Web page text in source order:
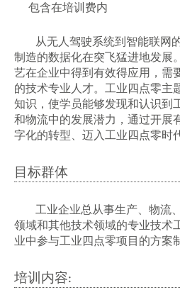
包含在培训费内
从无人驾驶系统到智能联网
制造的数据化在突飞猛进地发展
艺在企业中得到有效得应用，需
的技术专业人才。工业四点零主
知识，使学员能够发现和认识到
和物流中的发展潜力，通过开展
字化的转型、迈入工业四点零时
目标群体
工业企业总从事生产、物流
领域和其他技术领域的专业技术
业中参与工业四点零项目的方案
培训内容: